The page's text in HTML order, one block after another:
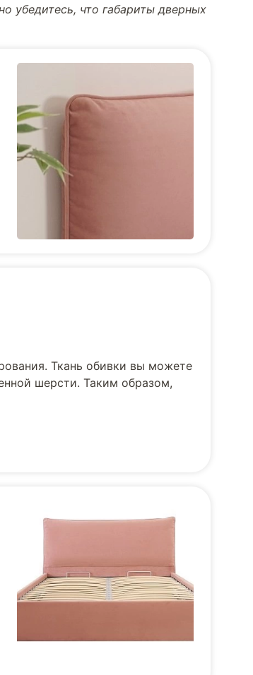
убедитесь, что габариты дверных
Ткань обивки вы можете
шерсти. Таким образом,